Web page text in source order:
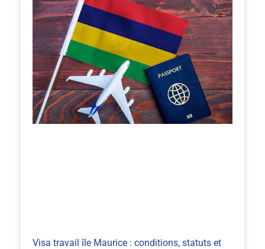
Visa travail île Maurice : conditions, statuts et